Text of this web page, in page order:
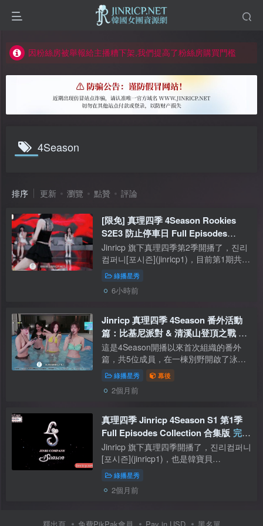
如何獲得 Jinricp.net 網站邀請碼
因粉絲房被舉報給主播糟下架,我們提高了粉絲房購買門檻
所有ED2K連結僅支援115網盤/PikPak網盤，其它網盤均不支援
關於 PikPak 下播放影片呈現 “一條線” 的問題報告
如何獲得 Jinricp.net 網站邀請碼
4Season
排序 更新 瀏覽 點贊 評論
[限免] 真理四季 4Season Rookies
S2E3 防止停車日 Full Episodes
Collection 夏伊加盟
Jinricp 旗下真理四季第2季開播了，진리
컴퍼니[포시즌](jinricp1)，目前第1期共7
位成員，4位新人，主持人為上季的男成
員，據說韓藝珠也從Jinricp離職了，少了
很多老面孔，後期若有更多新人加入...
綠播星秀
6小時前
Jinricp 真理四季 4Season 番外活動
篇：比基尼派對 & 清溪山登頂之戰 中
英日韓簡繁字幕
這是4Season開播以來首次組織的番外
篇，共5位成員，在一棟別野開啟了泳池
比基尼派對。這裡必須要給攝影師加雞
腿，因為角度刁鑽，緊盯著BJ的褲檔和奶
子拍……尤其俞惠媛，菊花都走光了（慌
綠播星秀 幕後
2個月前
真理四季 Jinricp 4Season S1 第1季
Full Episodes Collection 合集版 完結
撒花
Jinricp 旗下真理四季開播了，진리컴퍼니
[포시즌](jinricp1)，也是韓寶貝
（double101）新開的綠播女團節目，二
位主持人，韓寶貝全程幕後監督，成員表
現不好還會時不時罵幾句，節目里居然還
綠播星秀
2個月前